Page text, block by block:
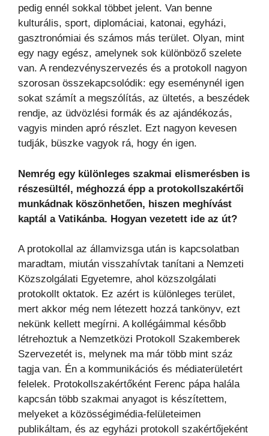
pedig ennél sokkal többet jelent. Van benne
kulturális, sport, diplomáciai, katonai, egyházi,
gasztronómiai és számos más terület. Olyan, mint
egy nagy egész, amelynek sok különböző szelete
van. A rendezvényszervezés és a protokoll nagyon
szorosan összekapcsolódik: egy eseménynél igen
sokat számít a megszólítás, az ültetés, a beszédek
rendje, az üdvözlési formák és az ajándékozás,
vagyis minden apró részlet. Ezt nagyon kevesen
tudják, büszke vagyok rá, hogy én igen.
Nemrég egy különleges szakmai elismerésben is
részesültél, méghozzá épp a protokollszakértői
munkádnak köszönhetően, hiszen meghívást
kaptál a Vatikánba. Hogyan vezetett ide az út?
A protokollal az államvizsga után is kapcsolatban
maradtam, miután visszahívtak tanítani a Nemzeti
Közszolgálati Egyetemre, ahol közszolgálati
protokollt oktatok. Ez azért is különleges terület,
mert akkor még nem létezett hozzá tankönyv, ezt
nekünk kellett megírni. A kollégáimmal később
létrehoztuk a Nemzetközi Protokoll Szakemberek
Szervezetét is, melynek ma már több mint száz
tagja van. Én a kommunikációs és médiaterületért
felelek. Protokollszakértőként Ferenc pápa halála
kapcsán több szakmai anyagot is készítettem,
melyeket a közösségimédia-felületeimen
publikáltam, és az egyházi protokoll szakértőjeként